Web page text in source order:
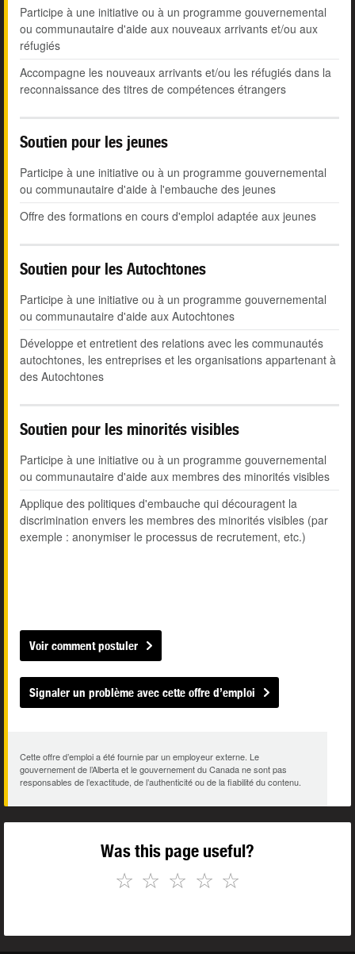
Participe à une initiative ou à un programme gouvernemental
ou communautaire d'aide aux nouveaux arrivants et/ou aux
réfugiés
Accompagne les nouveaux arrivants et/ou les réfugiés dans la
reconnaissance des titres de compétences étrangers
Soutien pour les jeunes
Participe à une initiative ou à un programme gouvernemental
ou communautaire d'aide à l'embauche des jeunes
Offre des formations en cours d'emploi adaptée aux jeunes
Soutien pour les Autochtones
Participe à une initiative ou à un programme gouvernemental
ou communautaire d'aide aux Autochtones
Développe et entretient des relations avec les communautés
autochtones, les entreprises et les organisations appartenant à
des Autochtones
Soutien pour les minorités visibles
Participe à une initiative ou à un programme gouvernemental
ou communautaire d'aide aux membres des minorités visibles
Applique des politiques d'embauche qui découragent la
discrimination envers les membres des minorités visibles (par
exemple : anonymiser le processus de recrutement, etc.)
Voir comment postuler
Signaler un problème avec cette offre d’emploi
Cette offre d’emploi a été fournie par un employeur externe. Le
gouvernement de l’Alberta et le gouvernement du Canada ne sont pas
responsables de l’exactitude, de l’authenticité ou de la fiabilité du contenu.
Was this page useful?
☆
☆
☆
☆
☆